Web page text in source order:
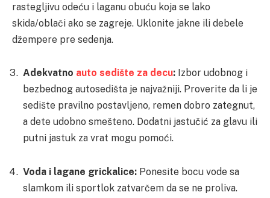
rastegljivu odeću i laganu obuću koja se lako
skida/oblači ako se zagreje. Uklonite jakne ili debele
džempere pre sedenja.
Adekvatno auto sedište za decu: Izbor udobnog i
bezbednog autosedišta je najvažniji. Proverite da li je
sedište pravilno postavljeno, remen dobro zategnut,
a dete udobno smešteno. Dodatni jastučić za glavu ili
putni jastuk za vrat mogu pomoći.
Voda i lagane grickalice: Ponesite bocu vode sa
slamkom ili sportlok zatvarčem da se ne proliva.